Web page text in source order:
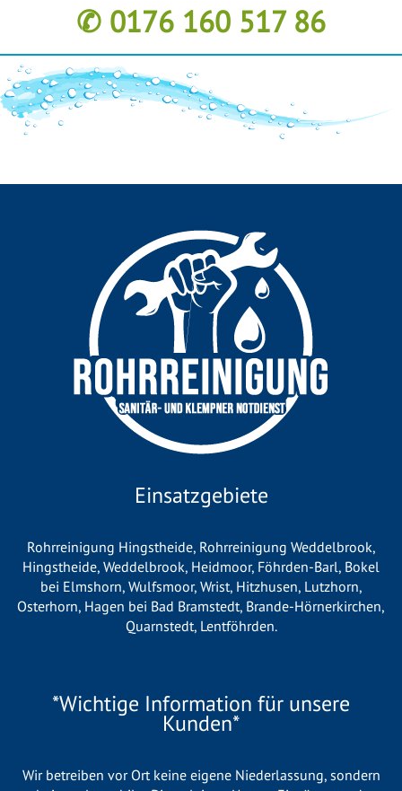
✆ 0176 160 517 86
Einsatzgebiete
Rohrreinigung Hingstheide, Rohrreinigung Weddelbrook,
Hingstheide, Weddelbrook, Heidmoor, Föhrden-Barl, Bokel
bei Elmshorn, Wulfsmoor, Wrist, Hitzhusen, Lutzhorn,
Osterhorn, Hagen bei Bad Bramstedt, Brande-Hörnerkirchen,
Quarnstedt, Lentföhrden.
*Wichtige Information für unsere
Kunden*
Wir betreiben vor Ort keine eigene Niederlassung, sondern